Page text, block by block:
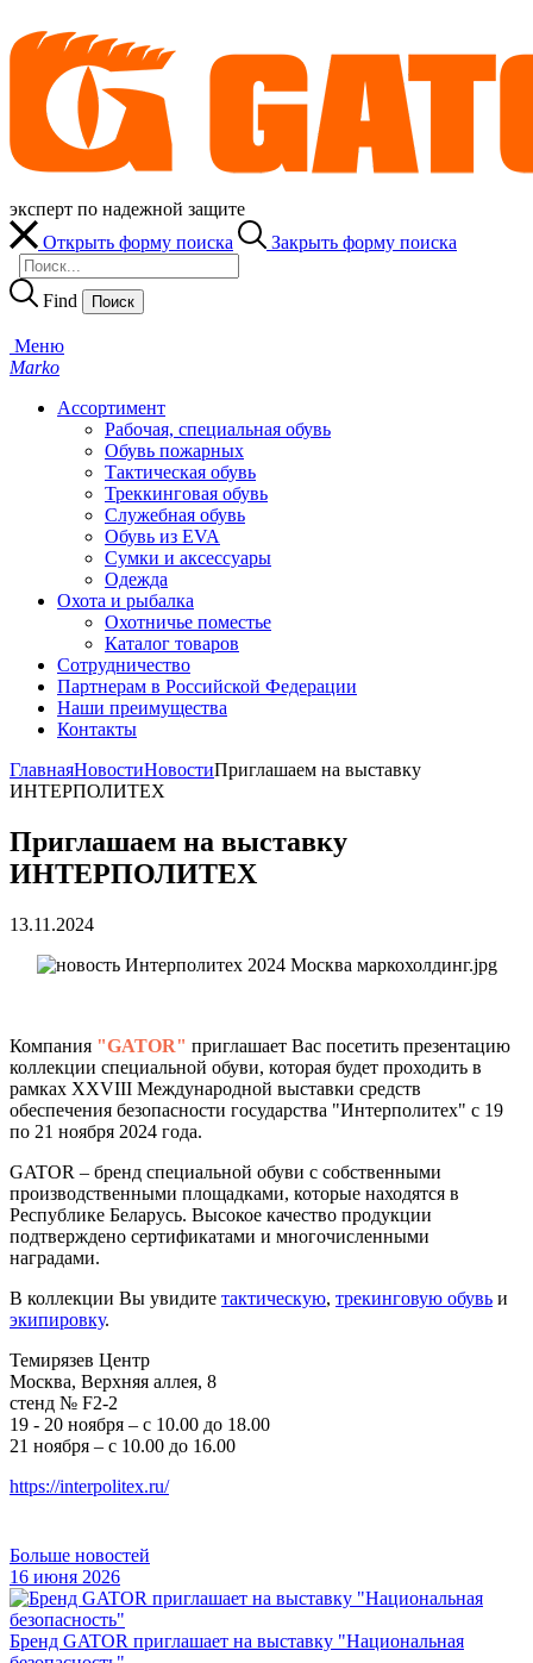
эксперт по надежной защите
Открыть форму поиска
Закрыть форму поиска
Find
Меню
Marko
Ассортимент
Рабочая, специальная обувь
Обувь пожарных
Тактическая обувь
Треккинговая обувь
Служебная обувь
Обувь из EVA
Сумки и аксессуары
Одежда
Охота и рыбалка
Охотничье поместье
Каталог товаров
Сотрудничество
Партнерам в Российской Федерации
Наши преимущества
Контакты
ГлавнаяНовостиНовостиПриглашаем на выставку
ИНТЕРПОЛИТЕХ
Приглашаем на выставку
ИНТЕРПОЛИТЕХ
13.11.2024
Компания "GATOR" приглашает Вас посетить презентацию
коллекции специальной обуви, которая будет проходить в
рамках XXVIII Международной выставки средств
обеспечения безопасности государства "Интерполитех" с 19
по 21 ноября 2024 года.
GATOR – бренд специальной обуви с собственными
производственными площадками, которые находятся в
Республике Беларусь. Высокое качество продукции
подтверждено сертификатами и многочисленными
наградами.
В коллекции Вы увидите тактическую, трекинговую обувь и
экипировку.
Темирязев Центр
Москва, Верхняя аллея, 8
стенд № F2-2
19 - 20 ноября – с 10.00 до 18.00
21 ноября – с 10.00 до 16.00
https://interpolitex.ru/
Больше новостей
16 июня 2026
Бренд GATOR приглашает на выставку "Национальная